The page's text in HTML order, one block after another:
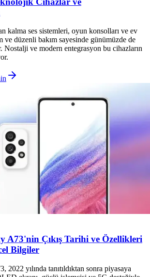
kalma ses sistemleri, oyun konsolları ve ev
düzenli bakım sayesinde günümüzde de
ve modern entegrasyon bu cihazların
A73'nin Çıkış Tarihi ve Özellikleri
Bilgiler
2022 yılında tanıtıldıktan sonra piyasaya